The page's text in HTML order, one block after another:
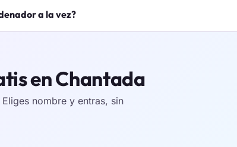
a la vez?
en Chantada
nombre y entras, sin